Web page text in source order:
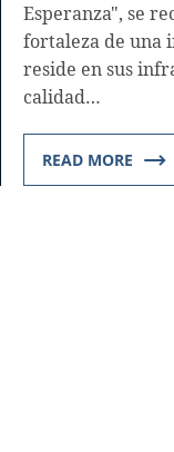
Esperanza", se
fortaleza de una
reside en sus
calidad…
READ MORE